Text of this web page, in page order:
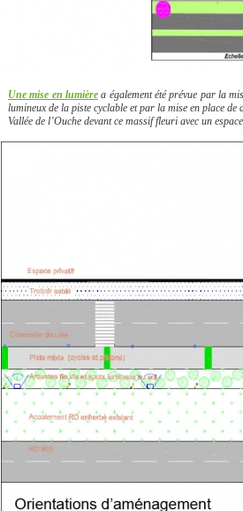
Une mise en lumière a également été prévue par la
lumineux de la piste cyclable et par la mise en place
Vallée de l’Ouche devant ce massif fleuri avec un